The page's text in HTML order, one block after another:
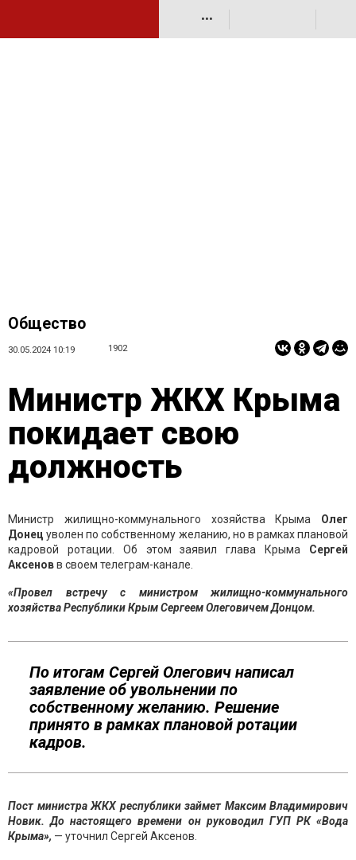
•••
Общество
30.05.2024 10:19 1902
Министр ЖКХ Крыма
покидает свою
должность
Министр жилищно-коммунального хозяйства Крыма Олег
Донец уволен по собственному желанию, но в рамках плановой
кадровой ротации. Об этом заявил глава Крыма Сергей
Аксеновв своем телеграм-канале.
«Провел встречу с министром жилищно-коммунального
хозяйства Республики Крым Сергеем Олеговичем Донцом.
По итогам Сергей Олегович написал
заявление об увольнении по
собственному желанию. Решение
принято в рамках плановой ротации
кадров.
Пост министра ЖКХ республики займет Максим Владимирович
Новик. До настоящего времени он руководил ГУП РК «Вода
Крыма», — уточнил Сергей Аксенов.